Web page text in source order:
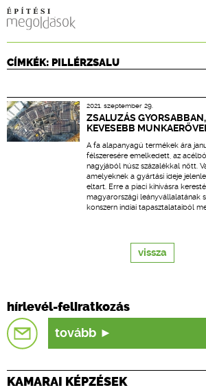
CPR TERMÉKKIÍRÁS
ÉPÍTÉSI JOG
ONLINE KÉPZÉSEK
TERVEZÉSI
CÍMKÉK: PILLÉRZSALU
2021. szeptember 29.
ZSALUZÁS
KEVESEBB
A fa alapanyagú termékek ára
félszeresére emelkedett, az
nagyjából húsz százalékkal nőtt.
amelyeknek a gyártási ideje
eltart. Erre a piaci kihívásra
magyarországi leányvállalatának
konszern indiai tapasztalataiból
vissza
hírlevél-feliratkozás
tovább
KAMARAI KÉPZÉSEK